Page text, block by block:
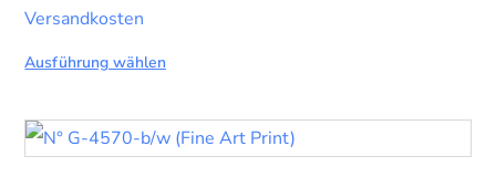
Versandkosten
Ausführung wählen